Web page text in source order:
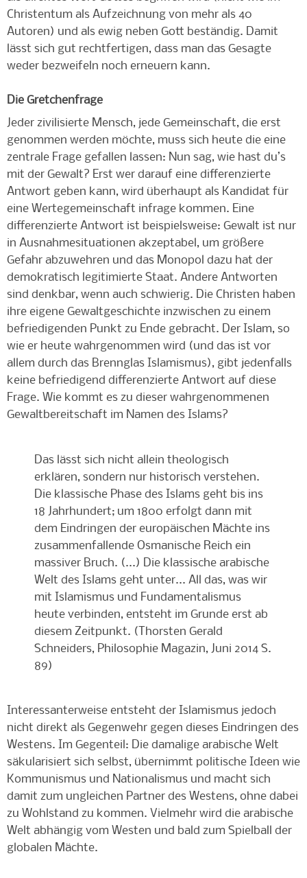
Christentum als Aufzeichnung von mehr als 40
Autoren) und als ewig neben Gott beständig. Damit
lässt sich gut rechtfertigen, dass man das Gesagte
weder bezweifeln noch erneuern kann.
Die Gretchenfrage
Jeder zivilisierte Mensch, jede Gemeinschaft, die erst
genommen werden möchte, muss sich heute die eine
zentrale Frage gefallen lassen: Nun sag, wie hast du’s
mit der Gewalt? Erst wer darauf eine differenzierte
Antwort geben kann, wird überhaupt als Kandidat für
eine Wertegemeinschaft infrage kommen. Eine
differenzierte Antwort ist beispielsweise: Gewalt ist nur
in Ausnahmesituationen akzeptabel, um größere
Gefahr abzuwehren und das Monopol dazu hat der
demokratisch legitimierte Staat. Andere Antworten
sind denkbar, wenn auch schwierig. Die Christen haben
ihre eigene Gewaltgeschichte inzwischen zu einem
befriedigenden Punkt zu Ende gebracht. Der Islam, so
wie er heute wahrgenommen wird (und das ist vor
allem durch das Brennglas Islamismus), gibt jedenfalls
keine befriedigend differenzierte Antwort auf diese
Frage. Wie kommt es zu dieser wahrgenommenen
Gewaltbereitschaft im Namen des Islams?
Das lässt sich nicht allein theologisch
erklären, sondern nur historisch verstehen.
Die klassische Phase des Islams geht bis ins
18 Jahrhundert; um 1800 erfolgt dann mit
dem Eindringen der europäischen Mächte ins
zusammenfallende Osmanische Reich ein
massiver Bruch. (...) Die klassische arabische
Welt des Islams geht unter... All das, was wir
mit Islamismus und Fundamentalismus
heute verbinden, entsteht im Grunde erst ab
diesem Zeitpunkt. (Thorsten Gerald
Schneiders, Philosophie Magazin, Juni 2014 S.
89)
Interessanterweise entsteht der Islamismus jedoch
nicht direkt als Gegenwehr gegen dieses Eindringen des
Westens. Im Gegenteil: Die damalige arabische Welt
säkularisiert sich selbst, übernimmt politische Ideen wie
Kommunismus und Nationalismus und macht sich
damit zum ungleichen Partner des Westens, ohne dabei
zu Wohlstand zu kommen. Vielmehr wird die arabische
Welt abhängig vom Westen und bald zum Spielball der
globalen Mächte.